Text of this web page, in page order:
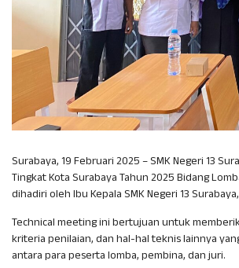
Surabaya, 19 Februari 2025 – SMK Negeri 13
Tingkat Kota Surabaya Tahun 2025 Bidang
dihadiri oleh Ibu Kepala SMK Negeri 13
Technical meeting ini bertujuan untuk
kriteria penilaian, dan hal-hal teknis lainnya
antara para peserta lomba, pembina, dan juri.